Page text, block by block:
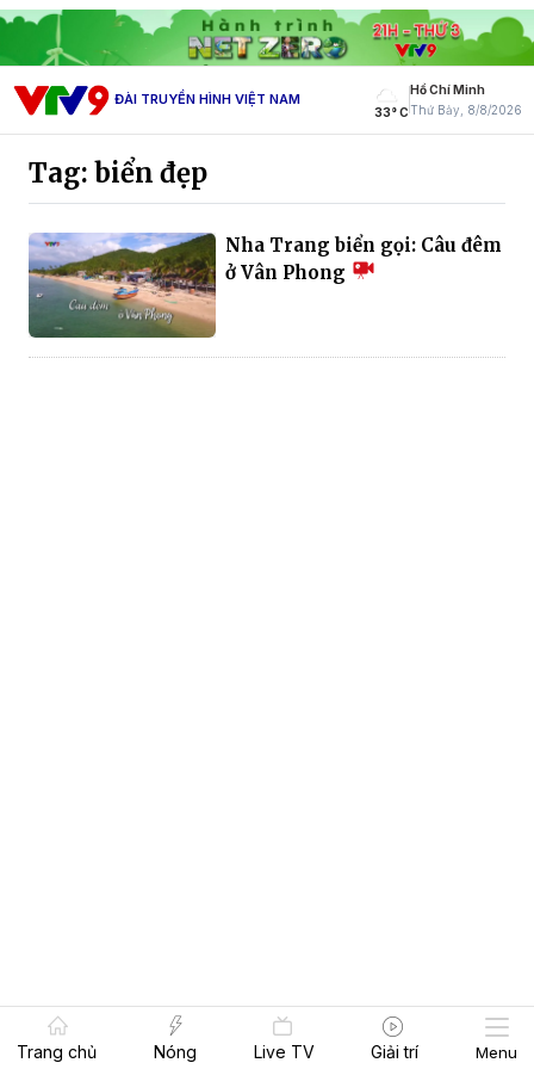
ĐÀI TRUYỀN HÌNH VIỆT NAM
33° C
Hồ Chí Minh
Thứ Bảy, 8/8/2026
Tag: biển đẹp
Nha Trang biển gọi: Câu đêm
ở Vân Phong
Trang chủ Nóng Live TV Giải trí Menu